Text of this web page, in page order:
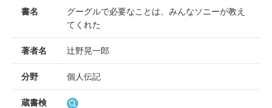
書名
グーグルで必要なことは、みんなソニーが教え
てくれた
著者名 辻野晃一郎
分野 個人伝記
蔵書検